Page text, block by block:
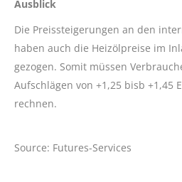
Ausblick
Die Preissteigerungen an den
haben auch die Heizölpreise im
gezogen. Somit müssen
Aufschlägen von +1,25 bisb +1,45
rechnen.
Source: Futures-Services